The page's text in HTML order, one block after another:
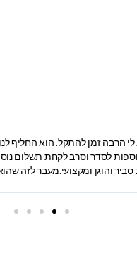
הרבה זמן להתקל. הוא החליף
לסדר וסרב לקחת תשלום
והוגן ומקצועי.מעבר לזה